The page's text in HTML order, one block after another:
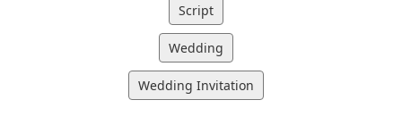
Script
Wedding
Wedding Invitation